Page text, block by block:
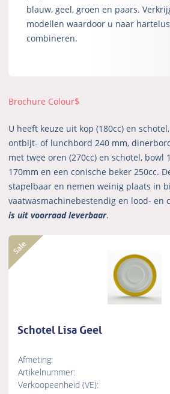
blauw, geel, groen en paars.
modellen waardoor u naar
combineren.
Brochure Colour$
U heeft keuze uit kop (180cc) en
ontbijt- of lunchbord 240 mm,
met twee oren (270cc) en schotel, bowl
170mm en een conische beker 250cc.
stapelbaar en nemen weinig plaats in
vaatwasmachinebestendig en lood- en
is uit voorraad leverbaar.
Schotel Lisa Geel
Afmeting:
Artikelnummer:
Verkoopeenheid (VE):